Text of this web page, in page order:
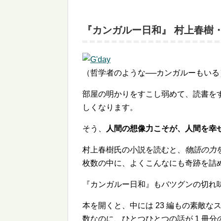
『カンガルー日和』 村上春樹
（哲学者のような──カンガルーもい
部屋の明かりをすこし弱めて、読書
しくなります。
そう、 人間の想像力こそが、人間を幸
村上春樹氏の小説を読むと、 物語の力
枚数の中に、よくこんなにも奇跡を
『カンガルー日和』もバツグンの切れ
本を開くと、中には 23 編もの素敵な
数なのに、ひとつひとつの話が 1 冊